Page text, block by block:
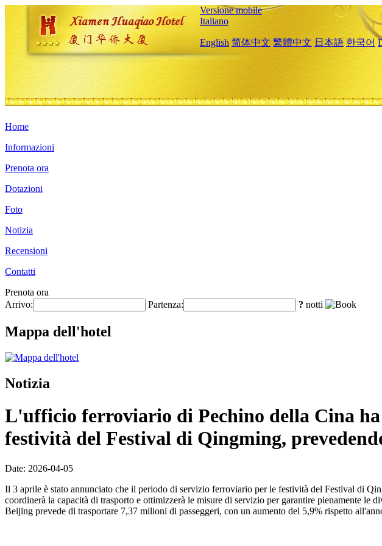
Versione mobile
Italiano
English 简体中文 繁體中文 日本語 한국어
Home
Informazioni
Prenota ora
Dotazioni
Foto
Notizia
Recensioni
Contatti
Prenota ora
Arrivo:
Partenza: ? notti
Mappa dell'hotel
Notizia
L'ufficio ferroviario di Pechino della Cina
festività del Festival di Qingming,
Date: 2026-04-05
Il 3 aprile è stato annunciato che il periodo di servizio ferroviario per le festività del Festival di
coordinerà la capacità di trasporto e ottimizzerà le misure di servizio per garantire pienamente
Beijing prevede di trasportare 7,37 milioni di passeggeri, con un aumento del 5,9% rispetto